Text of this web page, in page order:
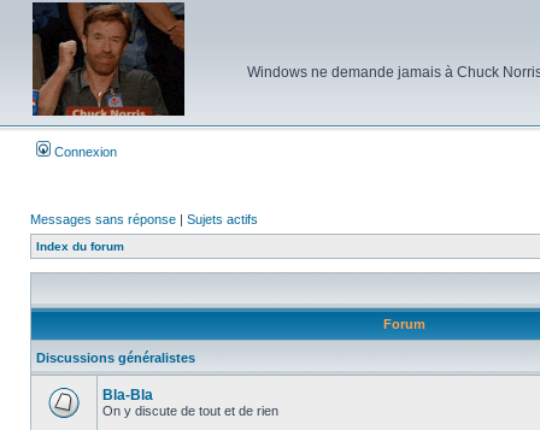
Windows ne demande jamais à Chuck
Connexion
Messages sans réponse | Sujets actifs
Index du forum
Forum
Discussions généralistes
Bla-Bla
On y discute de tout et de rien